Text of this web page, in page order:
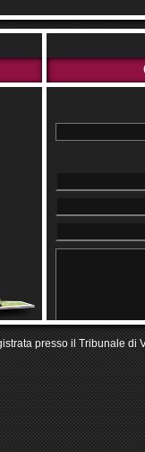
presso il Tribunale